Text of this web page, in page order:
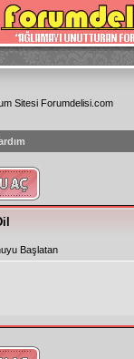
Sitesi Forumdelisi.com
Başlatan